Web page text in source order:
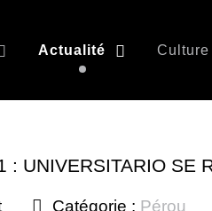
Actualité Culture
: UNIVERSITARIO SE
Catégorie : Pérou